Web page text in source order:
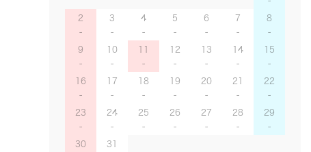
2 3 4 5 6 7 8
9 10 11 12 13 14 15
16 17 18 19 20 21 22
23 24 25 26 27 28 29
30 31